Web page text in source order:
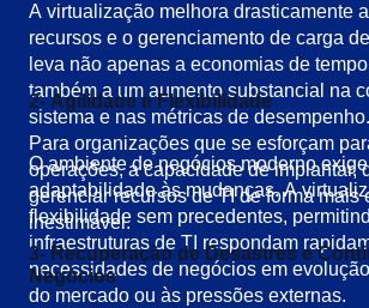
A virtualização melhora drasticamente
recursos e o gerenciamento de carga
leva não apenas a economias de
também a um aumento substancial na
sistema e nas métricas de desempenho.
Para organizações que se esforçam
operações, a capacidade de implantar,
gerenciar recursos de TI de forma mais
inestimável.
2- Agilidade e Flexibilidade
O ambiente de negócios moderno
adaptabilidade às mudanças. A
flexibilidade sem precedentes,
infraestruturas de TI respondam
necessidades de negócios em
do mercado ou às pressões externas.
3- Recuperação de Desastres e
Negócios